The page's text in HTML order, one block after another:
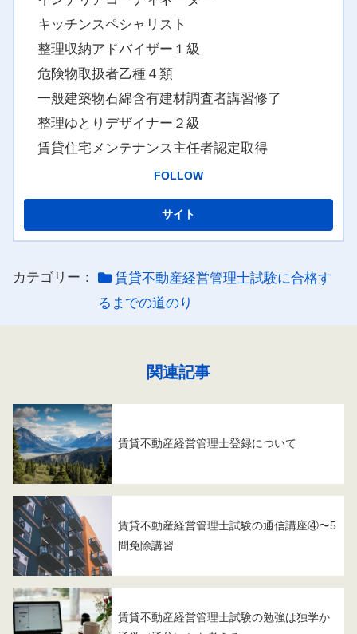
キッチンスペシャリスト
整理収納アドバイザー１級
危険物取扱者乙種４類
一般建築物石綿含有建材調査者講習修了
整理ゆとりデザイナー２級
賃貸住宅メンテナンス主任者認定取得
FOLLOW
カテゴリー：
賃貸不動産経営管理士試験に合格す
るまでの道のり
関連記事
賃貸不動産経営管理士登録について
賃貸不動産経営管理士試験の通信講座④〜5
問免除講習
賃貸不動産経営管理士試験の勉強は独学か